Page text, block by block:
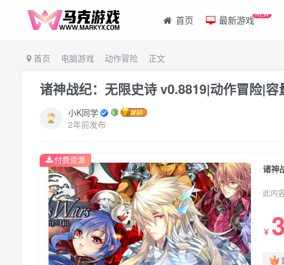
首页 最新游戏NEW
首页 电脑游戏 动作冒险 正文
诸神战纪：无限史诗 v0.8819|动作冒险|
小K同学
2年前发布
诸神
此内
￥ 3
付费资源